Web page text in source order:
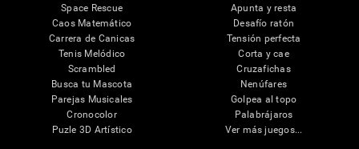
Space Rescue
Caos Matemático
Carrera de Canicas
Tenis Melódico
Scrambled
Busca tu Mascota
Parejas Musicales
Cronocolor
Puzle 3D Artístico
Apunta y resta
Desafío ratón
Tensión perfecta
Corta y cae
Cruzafichas
Nenúfares
Golpea al topo
Palabrájaros
Ver más juegos...